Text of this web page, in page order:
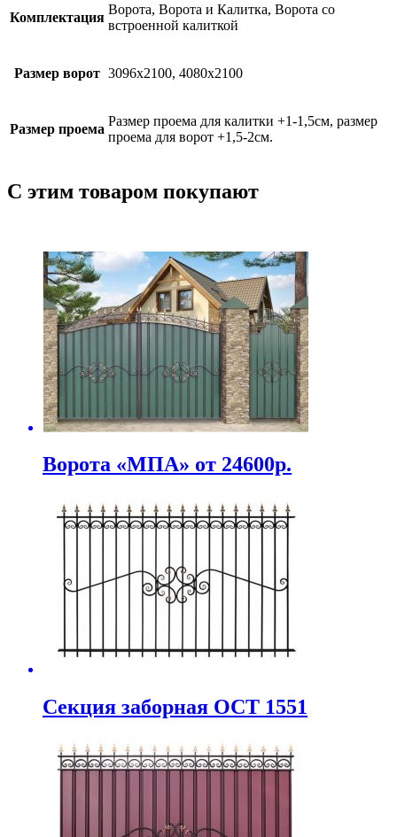
Комплектация
Ворота, Ворота и Калитка, Ворота со
встроенной калиткой
Размер ворот 3096х2100, 4080х2100
Размер проема
Размер проема для калитки +1-1,5см, размер
проема для ворот +1,5-2см.
С этим товаром покупают
Ворота «МПА» от 24600р.
Секция заборная ОСТ 1551